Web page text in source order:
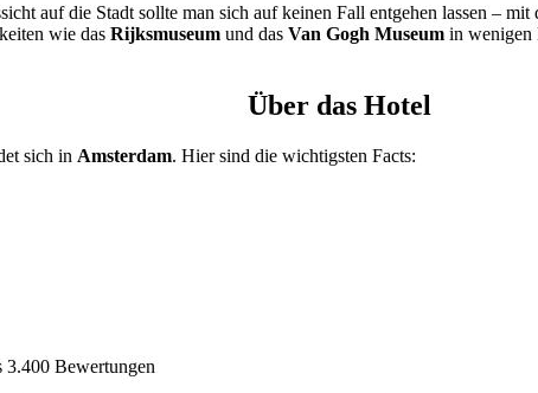
auf die Stadt sollte man sich auf keinen Fall entgehen lassen – mit
wie das Rijksmuseum und das Van Gogh Museum in wenigen
Über das Hotel
sich in Amsterdam. Hier sind die wichtigsten Facts:
3.400 Bewertungen